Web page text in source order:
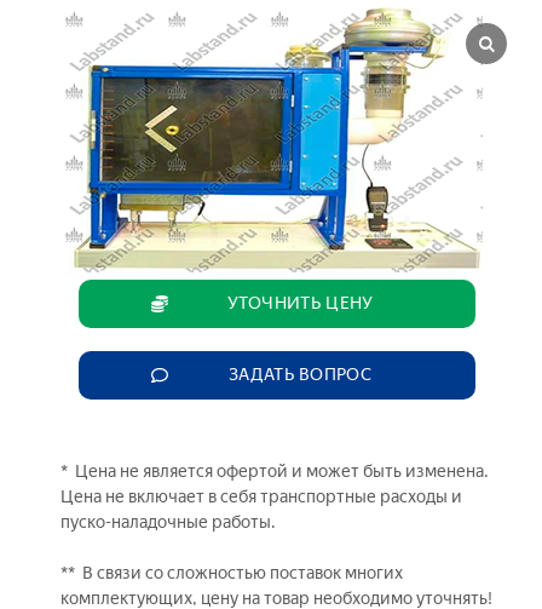
УТОЧНИТЬ ЦЕНУ
ЗАДАТЬ ВОПРОС
* Цена не является офертой и может быть изменена.
Цена не включает в себя транспортные расходы и
пуско-наладочные работы.
** В связи со сложностью поставок многих
комплектующих, цену на товар необходимо уточнять!